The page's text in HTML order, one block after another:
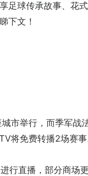
足球传承故事、花
下文！
市举行，而季军
将免费转播2场赛事
行直播，部分商场